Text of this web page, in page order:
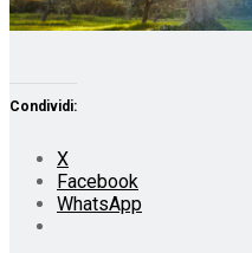
Condividi:
X
Facebook
WhatsApp